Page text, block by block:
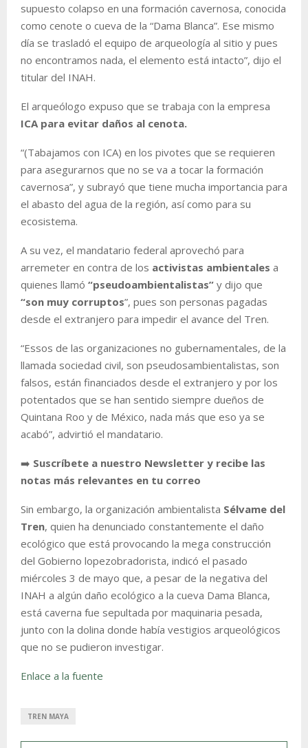
supuesto colapso en una formación cavernosa, conocida
como cenote o cueva de la “Dama Blanca”. Ese mismo
día se trasladó el equipo de arqueología al sitio y pues
no encontramos nada, el elemento está intacto”, dijo el
titular del INAH.
El arqueólogo expuso que se trabaja con la empresa
ICA para evitar daños al cenota.
“(Tabajamos con ICA) en los pivotes que se requieren
para asegurarnos que no se va a tocar la formación
cavernosa”, y subrayó que tiene mucha importancia para
el abasto del agua de la región, así como para su
ecosistema.
A su vez, el mandatario federal aprovechó para
arremeter en contra de los activistas ambientales a
quienes llamó “pseudoambientalistas” y dijo que
“son muy corruptos”, pues son personas pagadas
desde el extranjero para impedir el avance del Tren.
“Essos de las organizaciones no gubernamentales, de la
llamada sociedad civil, son pseudosambientalistas, son
falsos, están financiados desde el extranjero y por los
potentados que se han sentido siempre dueños de
Quintana Roo y de México, nada más que eso ya se
acabó”, advirtió el mandatario.
➡️ Suscríbete a nuestro Newsletter y recibe las
notas más relevantes en tu correo
Sin embargo, la organización ambientalista Sélvame del
Tren, quien ha denunciado constantemente el daño
ecológico que está provocando la mega construcción
del Gobierno lopezobradorista, indicó el pasado
miércoles 3 de mayo que, a pesar de la negativa del
INAH a algún daño ecológico a la cueva Dama Blanca,
está caverna fue sepultada por maquinaria pesada,
junto con la dolina donde había vestigios arqueológicos
que no se pudieron investigar.
Enlace a la fuente
TREN MAYA